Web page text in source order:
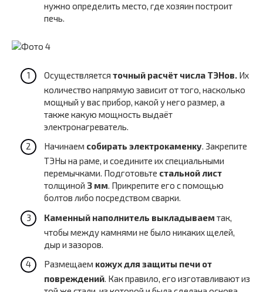
нужно определить место, где хозяин построит
печь.
Осуществляется точный расчёт числа ТЭНов. Их
количество напрямую зависит от того, насколько
мощный у вас прибор, какой у него размер, а
также какую мощность выдаёт
электронагреватель.
Начинаем собирать электрокаменку. Закрепите
ТЭНы на раме, и соедините их специальными
перемычками. Подготовьте стальной лист
толщиной 3 мм. Прикрепите его с помощью
болтов либо посредством сварки.
Каменный наполнитель выкладываем так,
чтобы между камнями не было никаких щелей,
дыр и зазоров.
Размещаем кожух для защиты печи от
повреждений. Как правило, его изготавливают из